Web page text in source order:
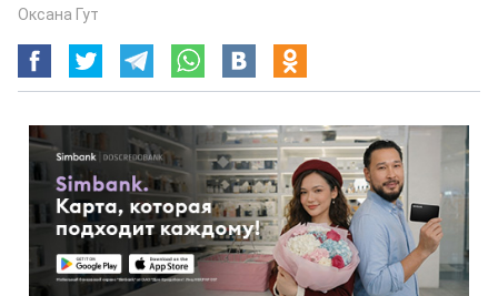
Оксана Гут